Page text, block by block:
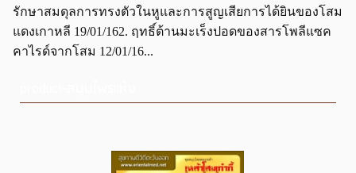
รักษาสมดุลการทรงตัวในหูและการสูญเสียการได้ยินของโสม
แดงเกาหลี 19/01/162. ฤทธิ์ต้านมะเร็งปอดของสารโพลีแซค
คาไรด์จากโสม 12/01/16...